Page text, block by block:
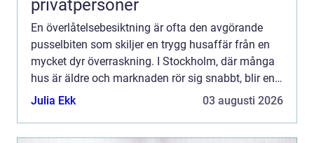
privatpersoner
En överlåtelsebesiktning är ofta den avgörande
pusselbiten som skiljer en trygg husaffär från en
mycket dyr överraskning. I Stockholm, där många
hus är äldre och marknaden rör sig snabbt, blir en
genomtänkt besiktning extra viktig. Med rätt
Julia Ekk 03 augusti 2026